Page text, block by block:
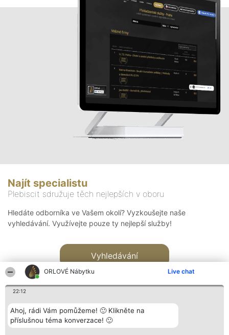
ORLOVÉ Nábytku Live chat
22:12
Ahoj, rádi Vám pomůžeme! 🙂 Klikněte na
příslušnou téma konverzace! 🙂
Najít specialistu
Plebiscit sdružuje těch nejlepších v oboru
Hledáte odborníka ve Vašem okolí? Vyzkoušejte naše
vyhledávání. Využívejte pouze ty nejlepší služby!
Vyhledávání